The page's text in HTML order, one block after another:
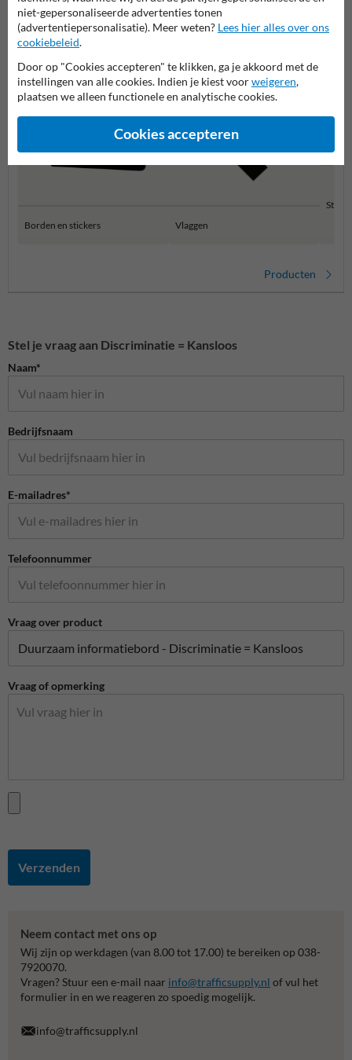
Productcategorieën in deze groep
Borden en stickers Vlaggen
Producten
Stel je vraag aan Discriminatie = Kansloos
Naam*
Bedrijfsnaam
E-mailadres*
Telefoonnummer
Vraag over product
Vraag of opmerking
Verzenden
Neem contact met ons op
Wij zijn op werkdagen (van 8.00 tot 17.00) te bereiken op 038-
7920070.
Vragen? Stuur een e-mail naar info@trafficsupply.nl of vul het
formulier in en we reageren zo spoedig mogelijk.
info@trafficsupply.nl
niet-gepersonaliseerde advertenties tonen
(advertentiepersonalisatie). Meer weten? Lees hier alles over ons
cookiebeleid.
Door op "Cookies accepteren" te klikken, ga je akkoord met de
instellingen van alle cookies. Indien je kiest voorweigeren,
plaatsen we alleen functionele en analytische cookies.
Cookies accepteren